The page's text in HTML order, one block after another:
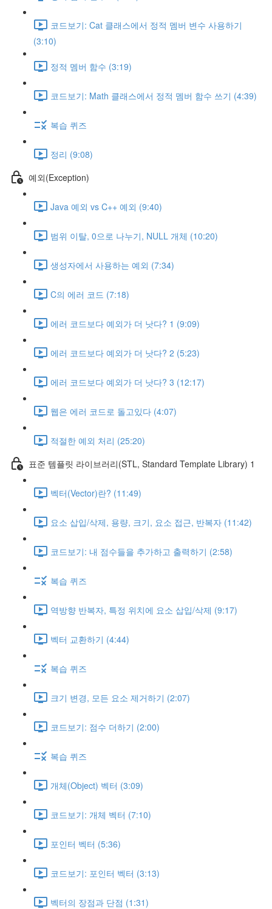
코드보기: Cat 클래스에서 정적 멤버 변수 사용하기
(3:10)
정적 멤버 함수 (3:19)
코드보기: Math 클래스에서 정적 멤버 함수 쓰기 (4:39)
복습 퀴즈
정리 (9:08)
예외(Exception)
Java 예외 vs C++ 예외 (9:40)
범위 이탈, 0으로 나누기, NULL 개체 (10:20)
생성자에서 사용하는 예외 (7:34)
C의 에러 코드 (7:18)
에러 코드보다 예외가 더 낫다? 1 (9:09)
에러 코드보다 예외가 더 낫다? 2 (5:23)
에러 코드보다 예외가 더 낫다? 3 (12:17)
웹은 에러 코드로 돌고있다 (4:07)
적절한 예외 처리 (25:20)
표준 템플릿 라이브러리(STL, Standard Template Library) 1
벡터(Vector)란? (11:49)
요소 삽입/삭제, 용량, 크기, 요소 접근, 반복자 (11:42)
코드보기: 내 점수들을 추가하고 출력하기 (2:58)
복습 퀴즈
역방향 반복자, 특정 위치에 요소 삽입/삭제 (9:17)
벡터 교환하기 (4:44)
복습 퀴즈
크기 변경, 모든 요소 제거하기 (2:07)
코드보기: 점수 더하기 (2:00)
복습 퀴즈
개체(Object) 벡터 (3:09)
코드보기: 개체 벡터 (7:10)
포인터 벡터 (5:36)
코드보기: 포인터 벡터 (3:13)
벡터의 장점과 단점 (1:31)